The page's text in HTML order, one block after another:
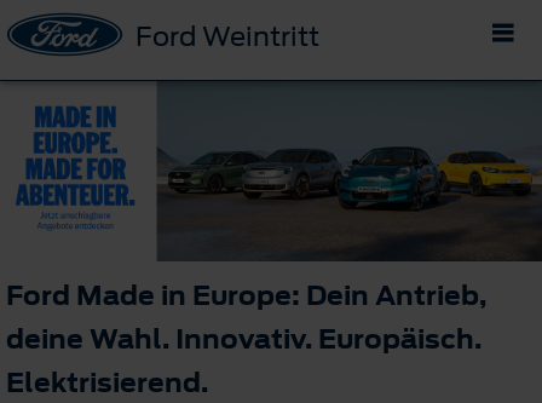
Ford Weintritt
Ford Made in Europe: Dein Antrieb,
deine Wahl. Innovativ. Europäisch.
Elektrisierend.